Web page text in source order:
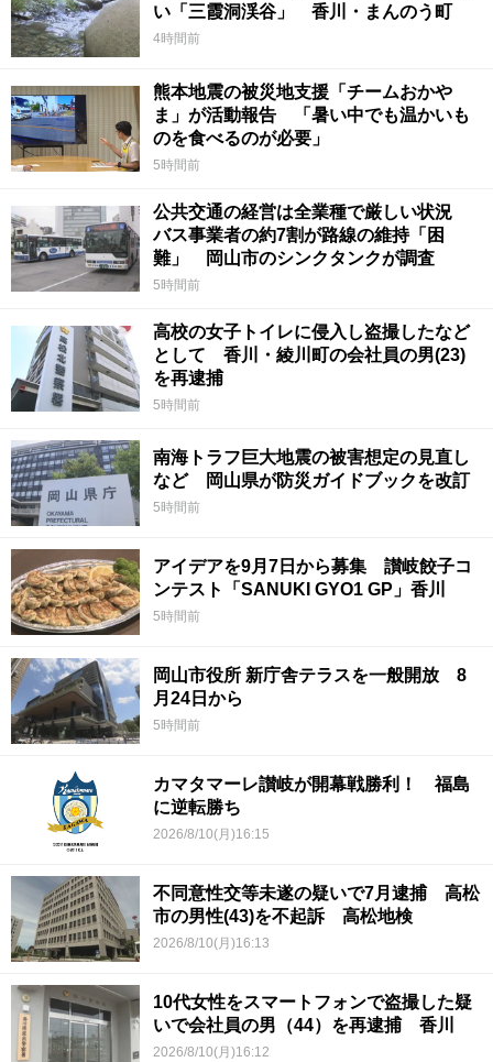
い「三霞洞渓谷」 香川・まんのう町
4時間前
熊本地震の被災地支援「チームおかや
ま」が活動報告 「暑い中でも温かいも
のを食べるのが必要」
5時間前
公共交通の経営は全業種で厳しい状況
バス事業者の約7割が路線の維持「困
難」 岡山市のシンクタンクが調査
5時間前
高校の女子トイレに侵入し盗撮したなど
として 香川・綾川町の会社員の男(23)
を再逮捕
5時間前
南海トラフ巨大地震の被害想定の見直し
など 岡山県が防災ガイドブックを改訂
5時間前
アイデアを9月7日から募集 讃岐餃子コ
ンテスト「SANUKI GYO1 GP」香川
5時間前
岡山市役所 新庁舎テラスを一般開放 8
月24日から
5時間前
カマタマーレ讃岐が開幕戦勝利！ 福島
に逆転勝ち
2026/8/10(月)16:15
不同意性交等未遂の疑いで7月逮捕 高松
市の男性(43)を不起訴 高松地検
2026/8/10(月)16:13
10代女性をスマートフォンで盗撮した疑
いで会社員の男（44）を再逮捕 香川
2026/8/10(月)16:12